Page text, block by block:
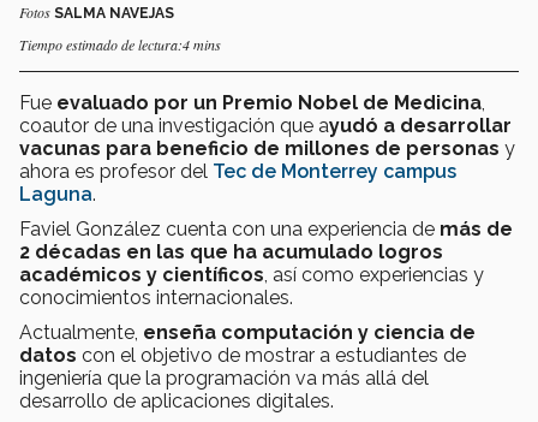
Fotos SALMA NAVEJAS
Tiempo estimado de lectura:4 mins
Fue evaluado por un Premio Nobel de Medicina
coautor de una investigación que ayudó a desarrollar
vacunas para beneficio de millones de personas y
ahora es profesor del Tec de Monterrey campus
Laguna.
Faviel González cuenta con una experiencia de más de
2 décadas en las que ha acumulado logros
académicos y científicos , así como experiencias y
conocimientos internacionales.
Actualmente, enseña computación y ciencia de
datos con el objetivo de mostrar a estudiantes de
ingeniería que la programación va más allá del
desarrollo de aplicaciones digitales.